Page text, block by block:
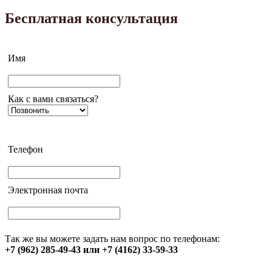
Бесплатная консультация
Имя
Как с вами связаться?
Телефон
Электронная почта
Так же вы можете задать нам вопрос по телефонам:
+7 (962) 285-49-43 или +7 (4162) 33-59-33